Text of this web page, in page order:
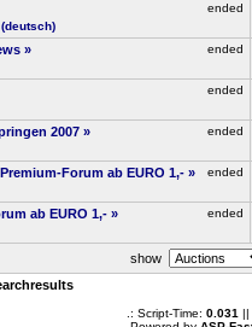
ended
ended
»
ended
ended
2007 »
ended
Forum ab EURO 1,- »
ended
ab EURO 1,- »
show
.: Script-Time: 0.031 ||